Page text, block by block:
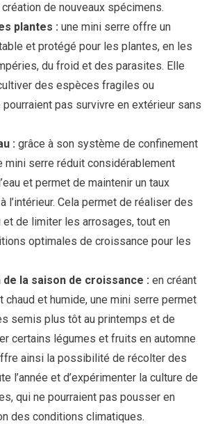
de nouveaux spécimens.
plantes : une mini serre offre un
et protégé pour les plantes, en les
du froid et des parasites. Elle
des espèces fragiles ou
pas survivre en extérieur sans
: grâce à son système de confinement
mini serre réduit considérablement
et permet de maintenir un taux
l’intérieur. Cela permet de réaliser des
et de limiter les arrosages, tout en
optimales de croissance pour les
de la saison de croissance : en créant
chaud et humide, une mini serre permet
semis plus tôt au printemps et de
certains légumes et fruits en automne
ainsi la possibilité de récolter des
l’année et d’expérimenter la culture de
qui ne pourraient pas pousser en
des conditions climatiques.